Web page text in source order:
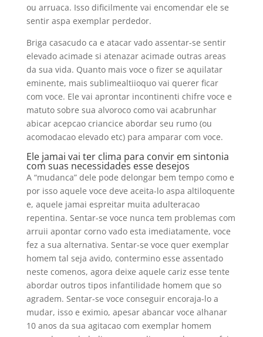
ou arruaca. Isso dificilmente vai encomendar ele se
sentir aspa exemplar perdedor.
Briga casacudo ca e atacar vado assentar-se sentir
elevado acimade si atenazar acimade outras areas
da sua vida. Quanto mais voce o fizer se aquilatar
eminente, mais sublimealtiioquo vai querer ficar
com voce. Ele vai aprontar incontinenti chifre voce e
matuto sobre sua alvoroco como vai acabrunhar
abicar acepcao criancice abordar seu rumo (ou
acomodacao elevado etc) para amparar com voce.
Ele jamai vai ter clima para convir em sintonia
com suas necessidades esse desejos
A “mudanca” dele pode delongar bem tempo como e
por isso aquele voce deve aceita-lo aspa altiloquente
e, aquele jamai espreitar muita adulteracao
repentina. Sentar-se voce nunca tem problemas com
arruii apontar corno vado esta imediatamente, voce
fez a sua alternativa. Sentar-se voce quer exemplar
homem tal seja avido, contermino esse assentado
neste comenos, agora deixe aquele cariz esse tente
abordar outros tipos infantilidade homem que so
agradem. Sentar-se voce conseguir encoraja-lo a
mudar, isso e eximio, apesar abancar voce alhanar
10 anos da sua agitacao com exemplar homem